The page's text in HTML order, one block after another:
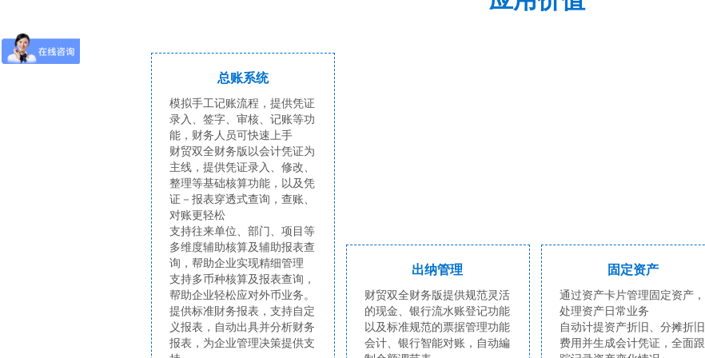
总账系统
模拟手工记账流程，提供凭证
录入、签字、审核、记账等功
能，财务人员可快速上手
财贸双全财务版以会计凭证为
主线，提供凭证录入、修改、
整理等基础核算功能，以及凭
证－报表穿透式查询，查账、
对账更轻松
支持往来单位、部门、项目等
多维度辅助核算及辅助报表查
询，帮助企业实现精细管理
支持多币种核算及报表查询，
帮助企业轻松应对外币业务。
提供标准財务报表，支持自定
义报表，自动出具并分析财务
报表，为企业管理决策提供支
出纳管理
财贸双全财务版提供规范灵活
的现金、银行流水账登记功能
以及标准规范的票据管理功能
会计、银行智能对账，自动編
固定资产
通过资产卡片管理固定资产，
处理资产日常业务
自动计提资产折旧、分摊折旧
费用并生成会计凭证，全面跟